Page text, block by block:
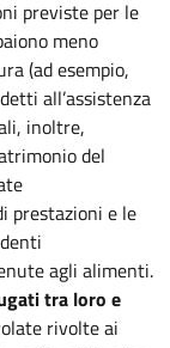
previste per le
meno
(ad esempio,
all’assistenza
inoltre,
del
prestazioni e le
agli alimenti.
tra loro e
rivolte ai